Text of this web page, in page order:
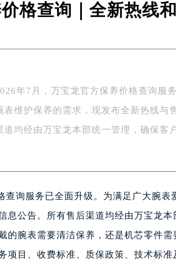
路3号港汇中心写字楼2座37层3705室
路29号星耀天地写字楼1号楼18层
大道5号盐城金融城写字楼1号楼16层
东路399号置地商务中心东塔写字楼（
东路379号世茂天际中心写字楼8层
路705号嘉兴世界贸易中心写字楼A座
区红谷中大道998号绿地双子塔（中央
路11111号华润中心写字楼（万象城）
格查询｜全新热线
年7月，万宝龙官方保养价格查询服
表维护保养的需求，现发布全新热线与
道均经由万宝龙本部统一管理，确保客
查询服务已全面升级。为满足广大腕
息公告。所有售后渠道均经由万宝龙
的腕表需要清洁保养，还是机芯零件
项目、收费标准、质保政策、技术标